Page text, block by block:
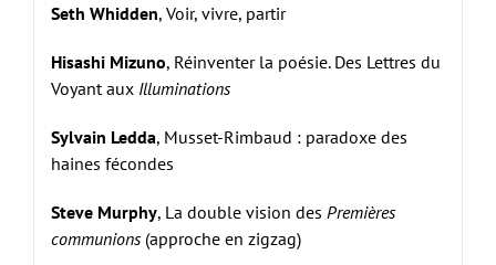
Seth Whidden, Voir, vivre, partir
Hisashi Mizuno, Réinventer la poésie. Des Lettres du
Voyant aux Illuminations
Sylvain Ledda, Musset-Rimbaud : paradoxe des
haines fécondes
Steve Murphy, La double vision des Premières
communions (approche en zigzag)